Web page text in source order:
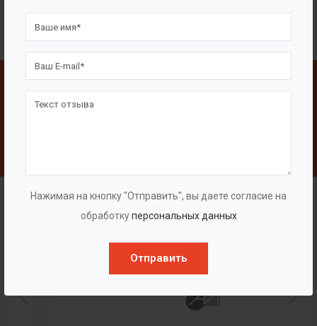
Нажимая на кнопку "Отправить", вы даете согласие на
обработкуперсональных данных
Отправить
Свяжитесь с нами
Наши клиенты